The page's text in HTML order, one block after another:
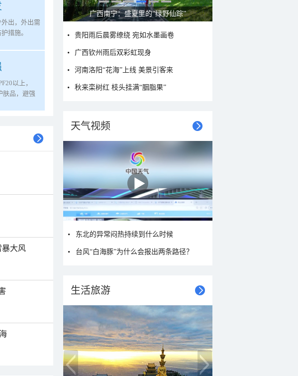
外出，外出需
措施。
以上，
肤品，避强
暴大风
广西南宁：盛夏里的“绿野仙踪”
贵阳雨后晨雾缭绕 宛如水墨画卷
广西钦州雨后双彩虹现身
河南洛阳“花海”上线 美景引客来
秋来栾树红 枝头挂满“胭脂果”
天气视频
东北的异常闷热持续到什么时候
台风“白海豚”为什么会报出两条路径？
生活旅游